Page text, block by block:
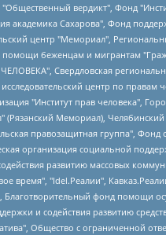
организация по защите прав человека и информированию населения "Якутия – Наше Мнение", Общество с ограниченной ответственностью "Москоу диджитал медиа", с 26.01.2023 Общество с ограниченной ответственностью "Чайка Белые сады", Ветошкина Валерия Валерьевна, Заговора Максим Александрович, Межрегиональное общественное движение "Российская ЛГБТ - сеть", Оленичев Максим Владимирович, Павлов Иван Юрьевич, Скворцова Елена Сергеевна, Общество с ограниченной ответственностью "Как бы инагент", Кочетков Игорь Викторович, Общество с ограниченной ответственностью "Честные выборы", Еланчик Олег Александрович, Общество с ограниченной ответственностью "Нобелевский призыв", Гималова Регина Эмилевна, Григорьев Андрей Валерьевич, Григорьева Алина Александровна, Ассоциация по содействию защите прав призывников, альтернативнослужащих и военнослужащих "Правозащитная группа "Гражданин.Армия.Право", Хисамова Регина Фаритовна, Автономная некоммерческая организация по реализации социально-правовых программ "Лилит", Дальневосточное общественное движение "Маяк", Санкт-Петербургская ЛГБТ-инициативная группа "Выход", Инициативная группа ЛГБТ+ "Реверс", Алексеев Андрей Викторович, Бекбулатова Таисия Львовна, Беляев Иван Михайлович, Владыкина Елена Сергеевна, Гельман Марат Александрович, Никульшина Вероника Юрьевна, Толоконникова Надежда Андреевна, Шендерович Виктор Анатольевич, Общество с ограниченной ответственностью "Данное сообщение", Общество с ограниченной